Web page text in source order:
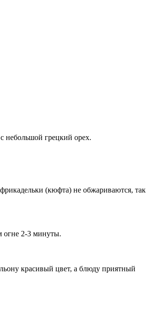
небольшой грецкий орех.
(кюфта) не обжариваются, так
огне 2-3 минуты.
красивый цвет, а блюду приятный